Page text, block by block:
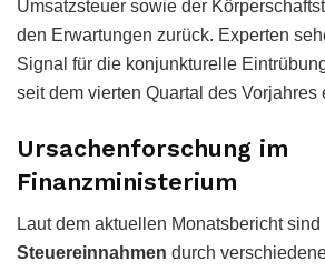
Umsatzsteuer sowie der
den Erwartungen zurück. Experten
Signal für die konjunkturelle
seit dem vierten Quartal des Vorjahres
Ursachenforschung im
Finanzministerium
Laut dem aktuellen Monatsbericht sind
Steuereinnahmen durch